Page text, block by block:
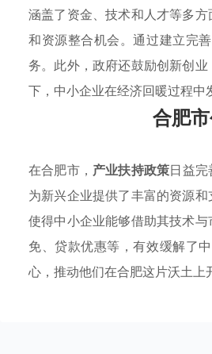
涵盖了资金、技术和人才等多
和资源整合机会。通过建立完
务。此外，政府还鼓励创新创
下，中小企业在经济回暖过程
合肥
在合肥市， 产业扶持政策日益
为新兴企业提供了丰富的资源
使得中小企业能够借助其技术
免、贷款优惠等，有效缓解了
心，推动他们在合肥这片沃土